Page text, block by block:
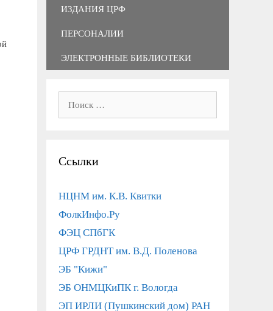
ИЗДАНИЯ ЦРФ
ПЕРСОНАЛИИ
ЭЛЕКТРОННЫЕ БИБЛИОТЕКИ
Ссылки
НЦНМ им. К.В. Квитки
ФолкИнфо.Ру
ФЭЦ СПбГК
ЦРФ ГРДНТ им. В.Д. Поленова
ЭБ "Кижи"
ЭБ ОНМЦКиПК г. Вологда
ЭП ИРЛИ (Пушкинский дом) РАН